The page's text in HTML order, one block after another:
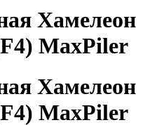
Хамелеон
MaxPiler
Хамелеон
MaxPiler